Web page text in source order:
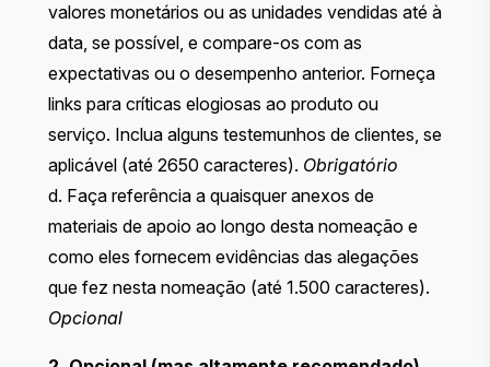
valores monetários ou as unidades vendidas até à
data, se possível, e compare-os com as
expectativas ou o desempenho anterior. Forneça
links para críticas elogiosas ao produto ou
serviço. Inclua alguns testemunhos de clientes, se
aplicável (até 2650 caracteres). Obrigatório
d. Faça referência a quaisquer anexos de
materiais de apoio ao longo desta nomeação e
como eles fornecem evidências das alegações
que fez nesta nomeação (até 1.500 caracteres).
Opcional